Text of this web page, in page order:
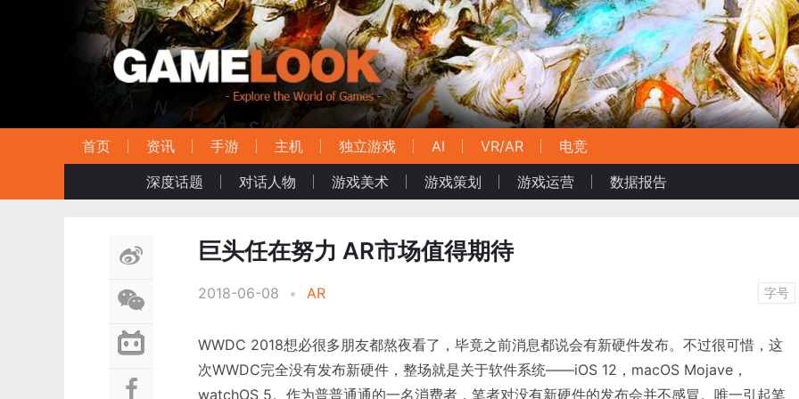
首页 资讯 手游 主机 独立游戏 AI VR/AR
电竞
深度话题
对话人物 游戏美术 游戏策划 游戏运营 数据报告
巨头任在努力 AR市场值得期待
2018-06-08 • AR 字号
WWDC 2018想必很多朋友都熬夜看了，毕竟之前消息都说会有新硬件发布。不过很可惜，这
次WWDC完全没有发布新硬件，整场就是关于软件系统——iOS 12，macOS Mojave，
watchOS 5。作为普普通通的一名消费者，笔者对没有新硬件的发布会并不感冒。唯一引起笔